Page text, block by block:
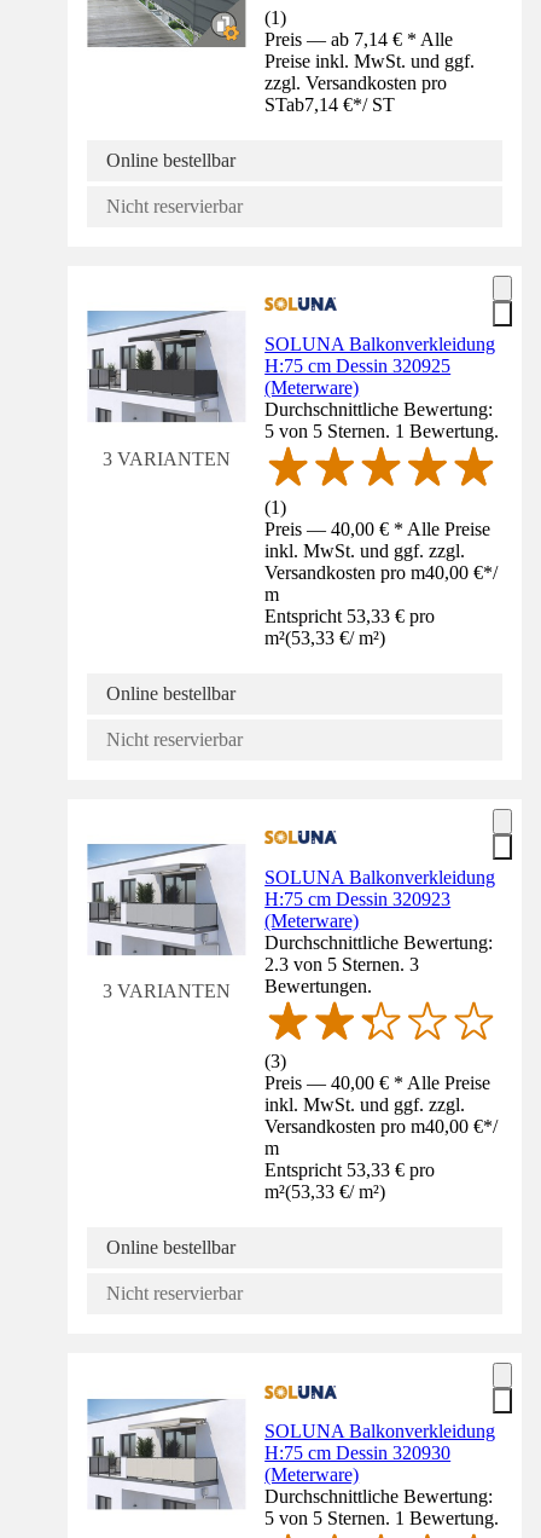
(1)
Preis — ab 7,14 € * Alle
Preise inkl. MwSt. und ggf.
zzgl. Versandkosten pro
STab7,14 €*/ ST
Online bestellbar
Nicht reservierbar
3 VARIANTEN
SOLUNA Balkonverkleidung
H:75 cm Dessin 320925
(Meterware)
Durchschnittliche Bewertung:
5 von 5 Sternen. 1 Bewertung.
(1)
Preis — 40,00 € * Alle Preise
inkl. MwSt. und ggf. zzgl.
Versandkosten pro m40,00 €*/
m
Entspricht 53,33 € pro
m²(53,33 €/ m²)
Online bestellbar
Nicht reservierbar
3 VARIANTEN
SOLUNA Balkonverkleidung
H:75 cm Dessin 320923
(Meterware)
Durchschnittliche Bewertung:
2.3 von 5 Sternen. 3
Bewertungen.
(3)
Preis — 40,00 € * Alle Preise
inkl. MwSt. und ggf. zzgl.
Versandkosten pro m40,00 €*/
m
Entspricht 53,33 € pro
m²(53,33 €/ m²)
Online bestellbar
Nicht reservierbar
SOLUNA Balkonverkleidung
H:75 cm Dessin 320930
(Meterware)
Durchschnittliche Bewertung:
5 von 5 Sternen. 1 Bewertung.